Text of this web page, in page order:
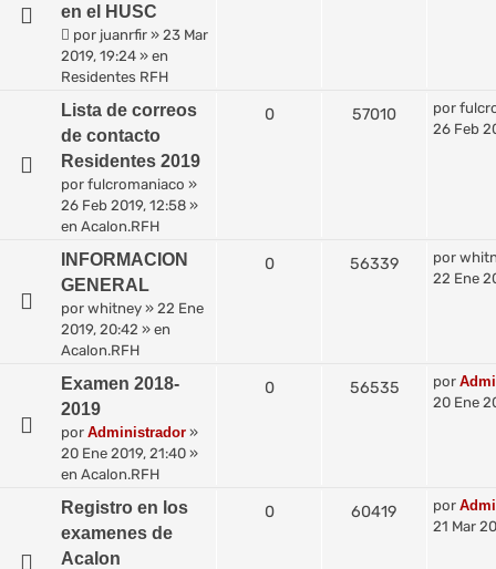
en el HUSC
por juanrfir » 23 Mar
2019, 19:24 » en
Residentes RFH
Lista de correos
de contacto
Residentes 2019
por fulcromaniaco »
26 Feb 2019, 12:58 »
en Acalon.RFH
0 57010 por
26 Feb
INFORMACION
GENERAL
por whitney » 22 Ene
2019, 20:42 » en
Acalon.RFH
0 56339 por
22 Ene
Examen 2018-
2019
por Administrador »
20 Ene 2019, 21:40 »
en Acalon.RFH
0 56535 por
20 Ene
Registro en los
examenes de
Acalon
0 60419 por
21 Mar